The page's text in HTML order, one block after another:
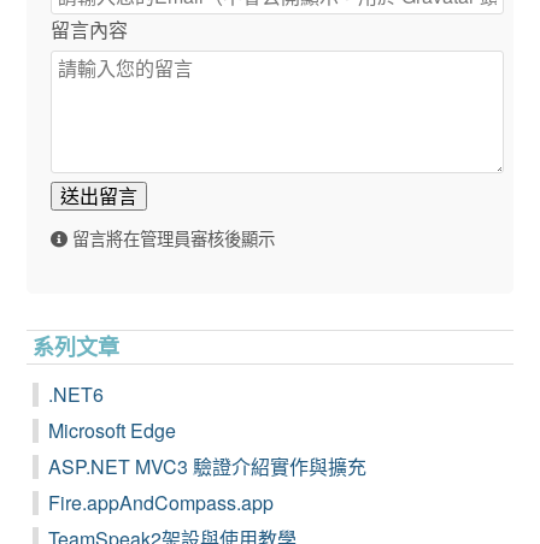
留言內容
送出留言
留言將在管理員審核後顯示
系列文章
.NET6
Microsoft Edge
ASP.NET MVC3 驗證介紹實作與擴充
Fire.appAndCompass.app